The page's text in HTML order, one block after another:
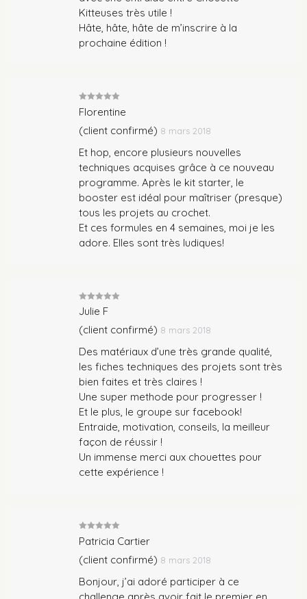
Kitteuses très utile !
Hâte, hâte, hâte de m’inscrire à la
prochaine édition !
Note
sur
5Florentine
(client confirmé) 8 mars 2018
Et hop, encore plusieurs nouvelles
techniques acquises grâce à ce nouveau
programme. Après le kit starter, le
booster est idéal pour maîtriser (presque)
tous les projets au crochet.
Et ces formules en 4 semaines, moi je les
adore. Elles sont très ludiques!
Note
sur
5
Julie F
(client confirmé) 8 mars 2018
Des matériaux d’une très grande qualité,
les fiches techniques des projets sont très
bien faites et très claires !
Une super methode pour progresser !
Et le plus, le groupe sur facebook!
Entraide, motivation, conseils, la meilleur
façon de réussir !
Un immense merci aux chouettes pour
cette expérience !
Note 5 sur
5Patricia Cartier
(client confirmé) 8 mars 2018
Bonjour, j’ai adoré participer à ce
challenge après avoir fait le premier en